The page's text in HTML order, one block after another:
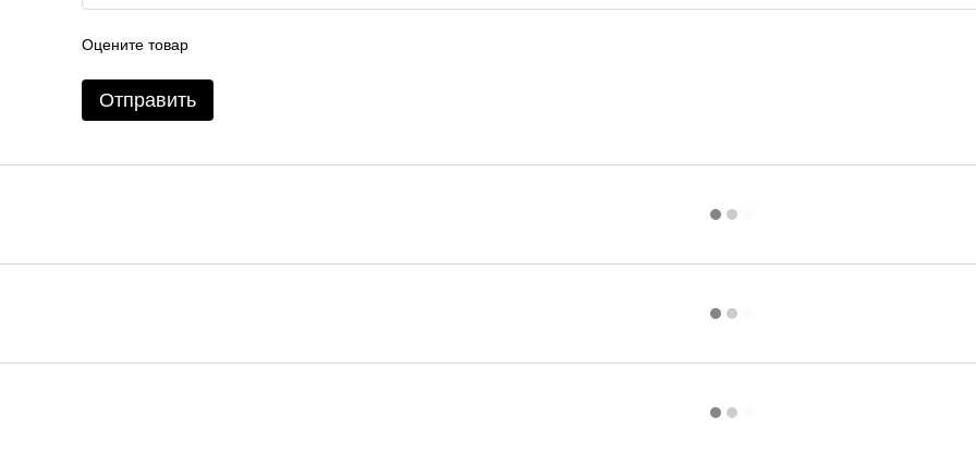
Оцените товар
Отправить